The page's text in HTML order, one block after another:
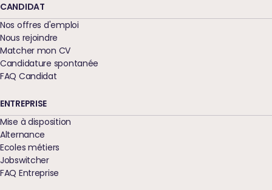
CANDIDAT
Nos offres d'emploi
Nous rejoindre
Matcher mon CV
Candidature spontanée
FAQ Candidat
ENTREPRISE
Mise à disposition
Alternance
Ecoles métiers
Jobswitcher
FAQ Entreprise